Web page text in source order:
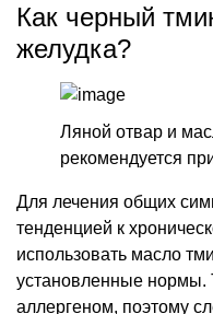
Как черный
желудка?
Ляной отвар и
рекомендуется
Для лечения общих
тенденцией к
использовать масло
установленные нормы.
аллергеном, поэтому